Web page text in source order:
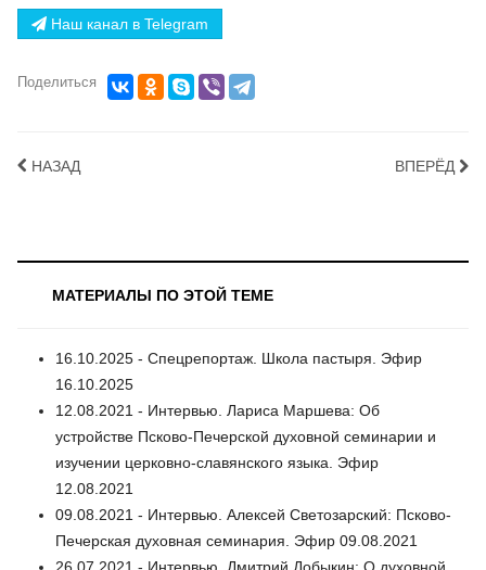
Наш канал в Telegram
Поделиться
НАЗАД ВПЕРЁД
МАТЕРИАЛЫ ПО ЭТОЙ ТЕМЕ
16.10.2025 - Спецрепортаж. Школа пастыря. Эфир
16.10.2025
12.08.2021 - Интервью. Лариса Маршева: Об
устройстве Псково-Печерской духовной семинарии и
изучении церковно-славянского языка. Эфир
12.08.2021
09.08.2021 - Интервью. Алексей Светозарский: Псково-
Печерская духовная семинария. Эфир 09.08.2021